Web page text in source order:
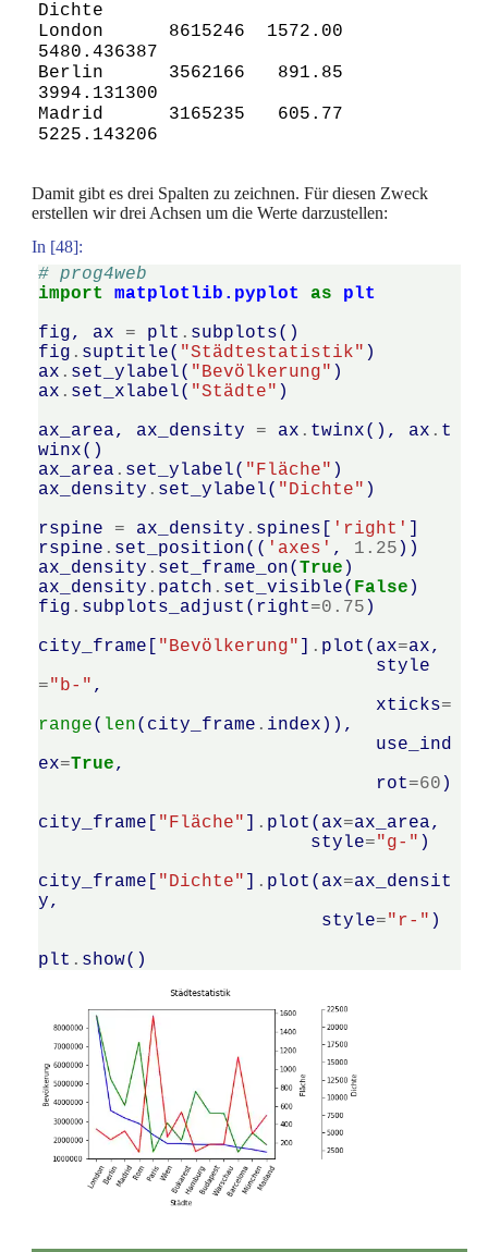
Dichte
London      8615246  1572.00
5480.436387
Berlin      3562166   891.85
3994.131300
Madrid      3165235   605.77
Damit gibt es drei Spalten zu zeichnen. Für diesen Zweck
erstellen wir drei Achsen um die Werte darzustellen:
In [48]:
# prog4web
import
matplotlib.pyplot as
plt
fig, ax = plt . subplots()
fig . suptitle( "Städtestatistik" )
ax . set_ylabel( "Bevölkerung" )
ax . set_xlabel( "Städte" )
ax_area, ax_density = ax . twinx(), ax . t
winx()
ax_area . set_ylabel( "Fläche" )
ax_density . set_ylabel( "Dichte" )
rspine
= ax_density . spines 'right'
rspine . set_position(( 'axes' , 1.25 ))
ax_density . set_frame_on(True )
ax_density . patch . set_visible( False )
fig . subplots_adjust ( right=0.75 )
city_frame
"Bevölkerung" . plot ( ax=ax,
style
="b-" ,
xticks=
range( len( city_frame . index )),
use_ind
ex=True,
rot=60 )
city_frame
"Fläche" . plot ( ax=ax_area,
style="g-" )
city_frame
"Dichte" . plot ( ax=ax_densit
y,
style="r-" )
plt . show()